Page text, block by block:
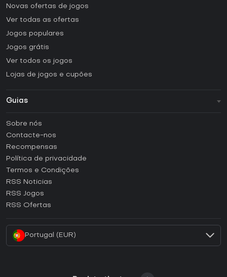
Novas ofertas de jogos
Ver todas as ofertas
Jogos populares
Jogos grátis
Ver todos os jogos
Lojas de jogos e cupões
Guias
Como ativar uma CD Key Steam?
Como ativar uma CD Key Epic Games?
Como ativar uma CD Key GOG?
Como ativar uma CD Key Ubisoft Connect?
Sobre nós
Contacte-nos
Recompensas
Política de privacidade
Termos e Condições
RSS Noticias
RSS Jogos
RSS Ofertas
Portugal (EUR)